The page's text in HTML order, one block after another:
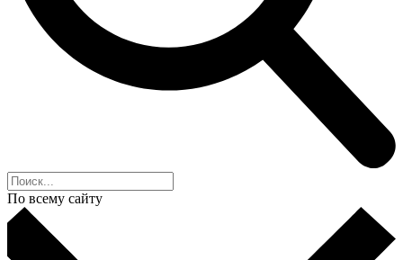
По всему сайту